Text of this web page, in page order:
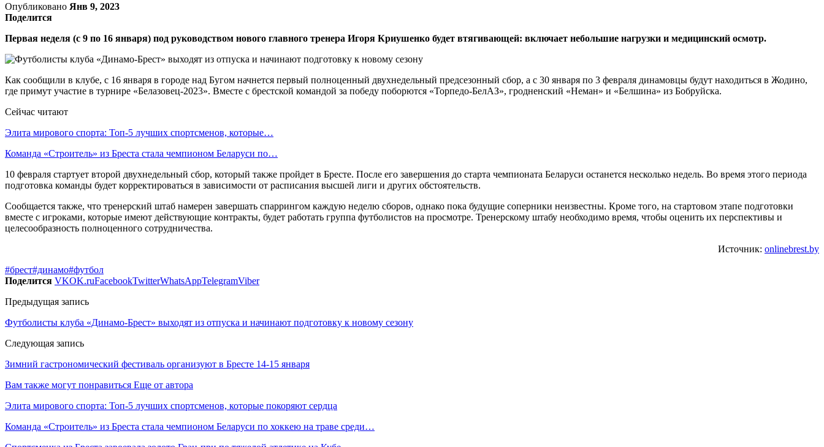
Опубликовано Янв 9, 2023
Поделится
Первая неделя (с 9 по 16 января) под руководством нового главного тренера Игоря Криушенко будет втягивающей: включает небольшие нагрузки и медицинский осмотр.
Как сообщили в клубе, с 16 января в городе над Бугом начнется первый полноценный двухнедельный предсезонный сбор, а с 30 января по 3 февраля динамовцы будут находиться в Жодино,
где примут участие в турнире «Белазовец-2023». Вместе с брестской командой за победу поборются «Торпедо-БелАЗ», гродненский «Неман» и «Белшина» из Бобруйска.
Сейчас читают
Элита мирового спорта: Топ-5 лучших спортсменов, которые…
Команда «Строитель» из Бреста стала чемпионом Беларуси по…
10 февраля стартует второй двухнедельный сбор, который также пройдет в Бресте. После его завершения до старта чемпионата Беларуси останется несколько недель. Во время этого периода
подготовка команды будет корректироваться в зависимости от расписания высшей лиги и других обстоятельств.
Сообщается также, что тренерский штаб намерен завершать спаррингом каждую неделю сборов, однако пока будущие соперники неизвестны. Кроме того, на стартовом этапе подготовки
вместе с игроками, которые имеют действующие контракты, будет работать группа футболистов на просмотре. Тренерскому штабу необходимо время, чтобы оценить их перспективы и
целесообразность полноценного сотрудничества.
Источник: onlinebrest.by
#брест#динамо#футбол
Поделится VKOK.ruFacebookTwitterWhatsAppTelegramViber
Предыдущая запись
Футболисты клуба «Динамо-Брест» выходят из отпуска и начинают подготовку к новому сезону
Следующая запись
Зимний гастрономический фестиваль организуют в Бресте 14-15 января
Вам также могут понравиться Еще от автора
Элита мирового спорта: Топ-5 лучших спортсменов, которые покоряют сердца
Команда «Строитель» из Бреста стала чемпионом Беларуси по хоккею на траве среди…